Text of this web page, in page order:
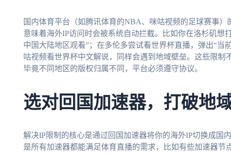
国内体育平台（如腾讯体育的NBA、咪咕视频的足球赛事
意味着海外IP访问时会被系统自动拦截。比如你在洛杉矶想
中国大陆地区观看”；在多伦多尝试看世界杯直播，弹出“当
咕视频看世界杯中文解说，同样会遇到地域壁垒。这些限
毕竟不同地区的版权归属不同，平台必须遵守协议。
选对回国加速器，打破地
解决IP限制的核心是通过回国加速器将你的海外IP切换成国
是所有加速器都能满足体育直播的需求，比如有些加速器节